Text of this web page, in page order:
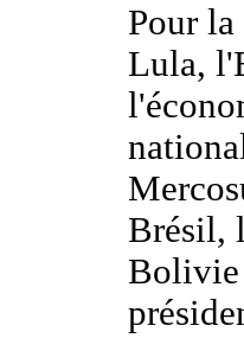
Pour
Lula,
Brésil,
Bolivie